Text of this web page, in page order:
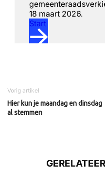
Vorig artikel
Hier kun je maandag en dinsdag
al stemmen